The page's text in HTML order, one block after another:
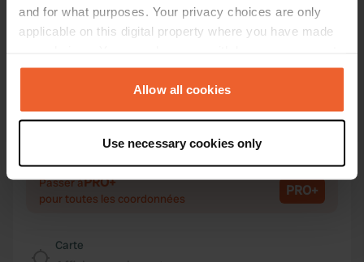
and for what purposes. Your privacy choices are only
applicable on this digital property where you have made
any time from the Cookie Declaration or by clicking on
the Privacy trigger icon.
Collect information about your geographical location
which can be accurate to within several meters
Identify your device by actively scanning it for
and set your preferences in the
Allow all cookies
Use necessary cookies only
2584, Folldal, Norvège
Coordonnées
62° 11' 12" N 9° 44' 51" E
62.18674 9.74737
Copie
Passer àPRO+
pour toutes les coordonnées PRO+
Carte